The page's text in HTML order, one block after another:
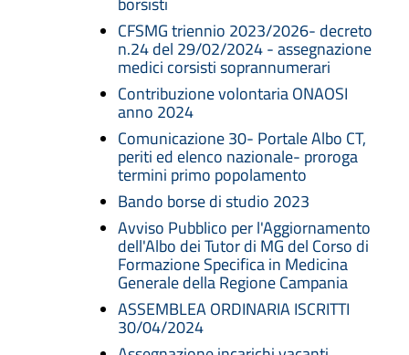
CFSMG triennio 2023/2026- decreto
n.24 del 29/02/2024 - assegnazione
medici corsisti soprannumerari
Contribuzione volontaria ONAOSI
anno 2024
Comunicazione 30- Portale Albo CT,
periti ed elenco nazionale- proroga
termini primo popolamento
Bando borse di studio 2023
Avviso Pubblico per l'Aggiornamento
dell'Albo dei Tutor di MG del Corso di
Formazione Specifica in Medicina
Generale della Regione Campania
ASSEMBLEA ORDINARIA ISCRITTI
30/04/2024